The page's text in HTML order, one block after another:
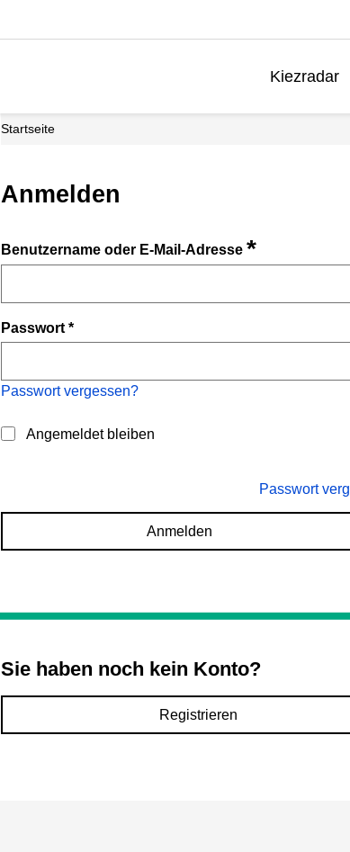
Kiezradar
Startseite
Anmelden
Benutzername oder E-Mail-Adresse*
Passwort*
Passwort vergessen?
Angemeldet bleiben
Passwort
Anmelden
Sie haben noch kein Konto?
Registrieren